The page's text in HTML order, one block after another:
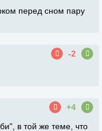
перед сном пару
-2
+4
в той же теме, что